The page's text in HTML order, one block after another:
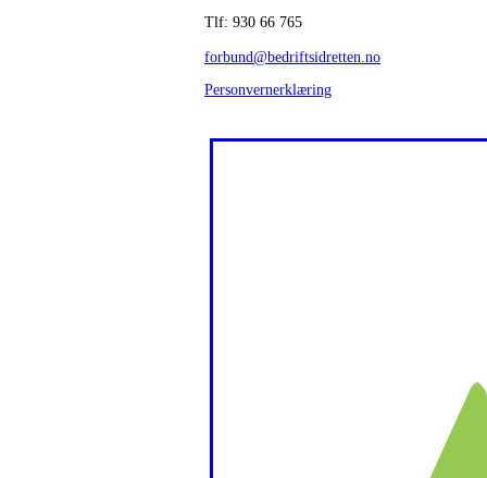
Tlf: 930 66 765
forbund@bedriftsidretten.no
Personvernerklæring